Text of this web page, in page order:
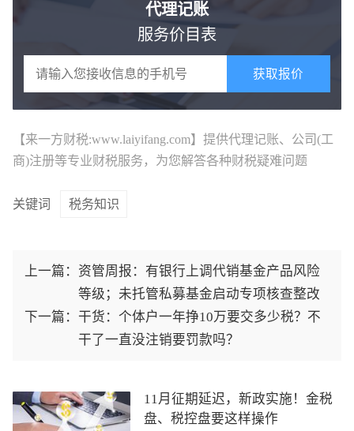
代理记账
服务价目表
获取报价
【来一方财税:www.laiyifang.com】提供代理记账、公司(工
商)注册等专业财税服务，为您解答各种财税疑难问题
关键词 税务知识
上一篇： 资管周报：有银行上调代销基金产品风险
等级；未托管私募基金启动专项核查整改
下一篇： 干货：个体户一年挣10万要交多少税？不
干了一直没注销要罚款吗？
11月征期延迟，新政实施！金税
盘、税控盘要这样操作